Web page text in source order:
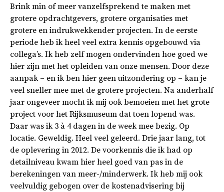
Brink min of meer vanzelfsprekend te maken met
grotere opdrachtgevers, grotere organisaties met
grotere en indrukwekkender projecten. In de eerste
periode heb ik heel veel extra kennis opgebouwd via
collega’s. Ik heb zelf mogen ondervinden hoe goed we
hier zijn met het opleiden van onze mensen. Door deze
aanpak – en ik ben hier geen uitzondering op – kan je
veel sneller mee met de grotere projecten. Na anderhalf
jaar ongeveer mocht ik mij ook bemoeien met het grote
project voor het Rijksmuseum dat toen lopend was.
Daar was ik 3 à 4 dagen in de week mee bezig. Op
locatie. Geweldig. Heel veel geleerd. Drie jaar lang, tot
de oplevering in 2012. De voorkennis die ik had op
detailniveau kwam hier heel goed van pas in de
berekeningen van meer-/minderwerk. Ik heb mij ook
veelvuldig gebogen over de kostenadvisering bij